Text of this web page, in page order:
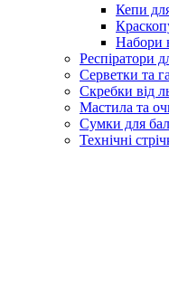
Кепи
Набори
Респіратори
Серветки та
Скребки від
Мастила та
Сумки для
Технічні